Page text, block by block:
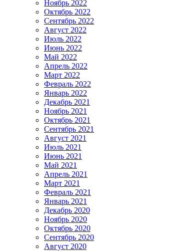
Ноябрь 2022
Октябрь 2022
Сентябрь 2022
Август 2022
Июль 2022
Июнь 2022
Май 2022
Апрель 2022
Март 2022
Февраль 2022
Январь 2022
Декабрь 2021
Ноябрь 2021
Октябрь 2021
Сентябрь 2021
Август 2021
Июль 2021
Июнь 2021
Май 2021
Апрель 2021
Март 2021
Февраль 2021
Январь 2021
Декабрь 2020
Ноябрь 2020
Октябрь 2020
Сентябрь 2020
Август 2020